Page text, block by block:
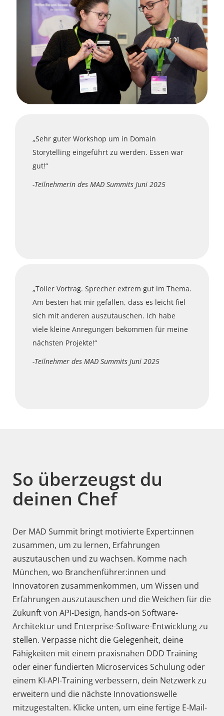
„Sehr guter Workshop um in Domain
Storytelling eingeführt zu werden. Essen war
gut!“
-Teilnehmerin des MAD Summits Juni 2025
„Toller Vortrag. Sprecher extrem gut im Thema.
Am besten hat mir gefallen, dass es leicht fiel
sich mit anderen auszutauschen. Ich habe
viele kleine Anregungen bekommen für meine
nächsten Projekte!“
-Teilnehmer des MAD Summits Juni 2025
So überzeugst du
deinen Chef
Der MAD Summit bringt motivierte Expert:innen
zusammen, um zu lernen, Erfahrungen
auszutauschen und zu wachsen. Komme nach
München, wo Branchenführer:innen und
Innovatoren zusammenkommen, um Wissen und
Erfahrungen auszutauschen und die Weichen für die
Zukunft von API-Design, hands-on Software-
Architektur und Enterprise-Software-Entwicklung zu
stellen. Verpasse nicht die Gelegenheit, deine
Fähigkeiten mit einem praxisnahen DDD Training
oder einer fundierten Microservices Schulung oder
einem KI-API-Training verbessern, dein Netzwerk zu
erweitern und die nächste Innovationswelle
mitzugestalten. Klicke unten, um eine fertige E-Mail-